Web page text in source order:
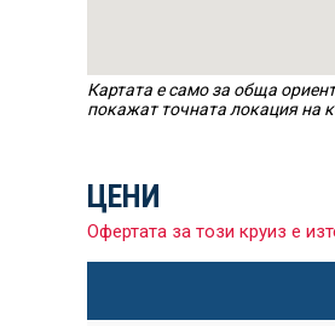
Картата е само за обща
покажат точната локация на
ЦЕНИ
Офертата за този круиз е